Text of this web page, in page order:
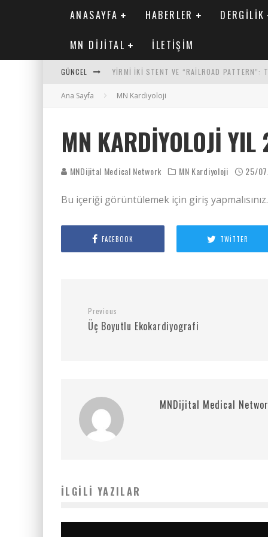
ANASAYFA HABERLER DERGILIK
MN DIJITAL İLETIŞIM
GÜNCEL YIRMI İKI STENT VE “RAILROAD PATTERN”:
SAFEN VEN GREFT HASTALIĞI ILE İLIŞKILI
MN KARDIYOLOJI YIL 33 SAYI 2 2026
Ana Sayfa MN Kardiyoloji
MN KARDIYOLOJI
MNDijital Medical Network MN Kardiyoloji 25/
Bu içeriği görüntülemek için giriş
FACEBOOK TWITTER
Previous
Üç Boyutlu Ekokardiyografi
MNDijital Medical
İLGILI YAZILAR